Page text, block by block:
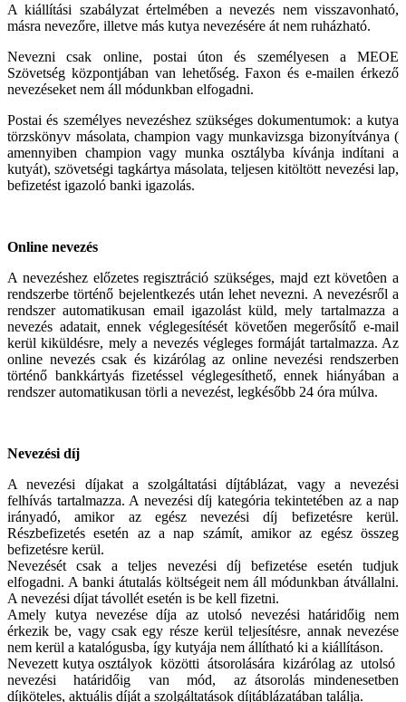
A kiállítási szabályzat értelmében a nevezés nem visszavonható,
másra nevezőre, illetve más kutya nevezésére át nem ruházható.
Nevezni csak online, postai úton és személyesen a MEOE
Szövetség központjában van lehetőség. Faxon és e-mailen érkező
nevezéseket nem áll módunkban elfogadni.
Postai és személyes nevezéshez szükséges dokumentumok: a kutya
törzskönyv másolata, champion vagy munkavizsga bizonyítványa (
amennyiben champion vagy munka osztályba kívánja indítani a
kutyát), szövetségi tagkártya másolata, teljesen kitöltött nevezési lap,
befizetést igazoló banki igazolás.
Online nevezés
A nevezéshez előzetes regisztráció szükséges, majd ezt követôen a
rendszerbe történő bejelentkezés után lehet nevezni. A nevezésről a
rendszer automatikusan email igazolást küld, mely tartalmazza a
nevezés adatait, ennek véglegesítését követően megerősítő e-mail
kerül kiküldésre, mely a nevezés végleges formáját tartalmazza. Az
online nevezés csak és kizárólag az online nevezési rendszerben
történő bankkártyás fizetéssel véglegesíthető, ennek hiányában a
rendszer automatikusan törli a nevezést, legkésőbb 24 óra múlva.
Nevezési díj
A nevezési díjakat a szolgáltatási díjtáblázat, vagy a nevezési
felhívás tartalmazza. A nevezési díj kategória tekintetében az a nap
irányadó, amikor az egész nevezési díj befizetésre kerül.
Részbefizetés esetén az a nap számít, amikor az egész összeg
befizetésre kerül.
Nevezését csak a teljes nevezési díj befizetése esetén tudjuk
elfogadni. A banki átutalás költségeit nem áll módunkban átvállalni.
A nevezési díjat távollét esetén is be kell fizetni.
Amely kutya nevezése díja az utolsó nevezési határidőig nem
érkezik be, vagy csak egy része kerül teljesítésre, annak nevezése
nem kerül a katalógusba, így kutyája nem állítható ki a kiállításon.
Nevezett kutya osztályok közötti átsorolására kizárólag az utolsó
nevezési határidőig van mód, az átsorolás mindenesetben
díjköteles, aktuális díját a szolgáltatások díjtáblázatában találja.